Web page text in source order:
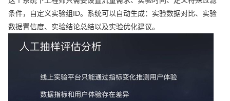
条件，自定义实验组ID。系统可以自动生成：实验数据对比、实验
数据置信度、实验结论总结以及实验优化建议。